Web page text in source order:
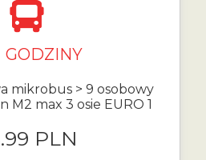
GODZINY
mikrobus > 9 osobowy
M2 max 3 osie EURO 1
PLN